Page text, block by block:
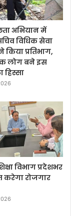
अभियान में
विधिक सेवा
किया प्रतिभाग,
लोग बने इस
हिस्सा
विभाग प्रदेशभर
रोजगार